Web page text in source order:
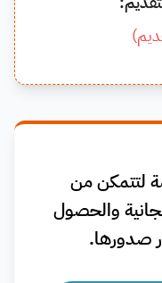
)
لتتمكن من
والحصول
صدورها.